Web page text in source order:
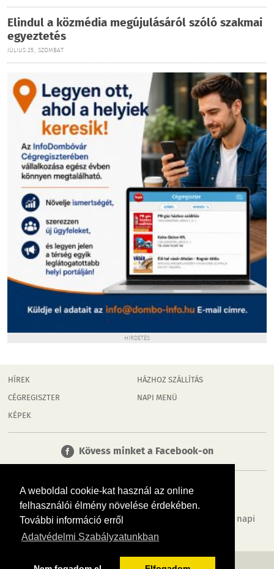
A weboldal cookie-kat használ az online
felhasználói élmény növelése érdekében.
További információ erről
Adatvédelmi Szabályzatunkban
Elindul a közmédia megújulásáról szóló szakmai
egyeztetés
JÚLIUS 25., SZOMBAT
HIRDETÉS
HÍREK
CÉGREGISZTER
KÉPEK
HÁZHOZ SZÁLLÍTÁS
NAPI MENÜ
Kövess minket a Facebook-on
Tudj meg többet városodról! Hírek, programok, képek, napi
menü, cégek…. és minden, ami Dombóvár
MÉDIAAJÁNLÓ ADATVÉDELEM IMPRESSZUM RÓLUNK